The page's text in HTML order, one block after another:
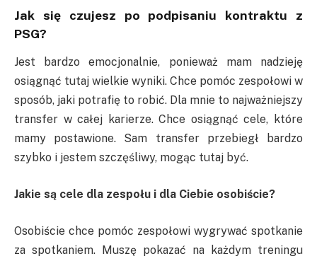
Jak się czujesz po podpisaniu kontraktu z
PSG?
Jest bardzo emocjonalnie, ponieważ mam nadzieję
osiągnąć tutaj wielkie wyniki. Chce pomóc zespołowi w
sposób, jaki potrafię to robić. Dla mnie to najważniejszy
transfer w całej karierze. Chce osiągnąć cele, które
mamy postawione. Sam transfer przebiegł bardzo
szybko i jestem szczęśliwy, mogąc tutaj być.
Jakie są cele dla zespołu i dla Ciebie osobiście?
Osobiście chce pomóc zespołowi wygrywać spotkanie
za spotkaniem. Muszę pokazać na każdym treningu